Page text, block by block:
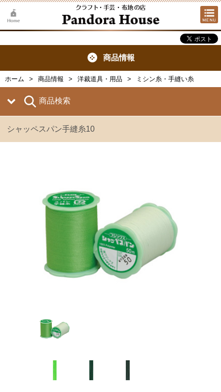
商品情報
ホーム 商品情報 洋裁道具・用品 ミシン糸・手縫い糸
商品検索
シャッペスパン手縫糸10